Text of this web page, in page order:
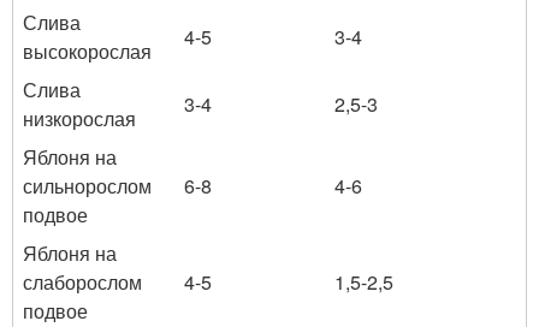
Слива
высокорослая
4-5
3-4
Слива
низкорослая
3-4
2,5-3
Яблоня на
сильнорослом
подвое
6-8 4-6
Яблоня на
слаборослом
подвое
4-5 1,5-2,5